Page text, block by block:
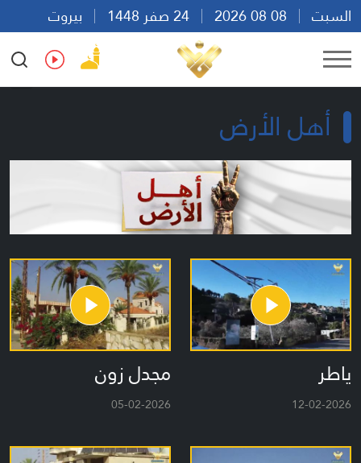
السبت
بيروت
05:10
Ar En Fr Es
أهل الأرض
ياطر
12-02-2026
مجدل زون
05-02-2026